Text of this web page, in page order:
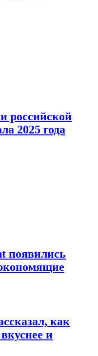
российской
2025 года
появились
как
и